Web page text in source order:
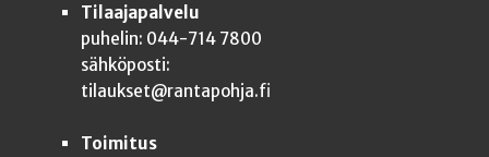
Tilaajapalvelu
puhelin: 044-714 7800
sähköposti:
tilaukset@rantapohja.fi
Toimitus